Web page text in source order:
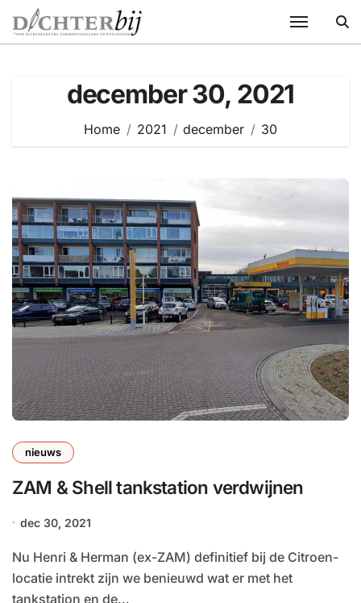
naar
de
december 30, 2021
Home 2021 december 30
nieuws
ZAM & Shell tankstation verdwijnen
dec 30, 2021
Nu Henri & Herman (ex-ZAM) definitief bij de Citroen-
locatie intrekt zijn we benieuwd wat er met het
tankstation en de…